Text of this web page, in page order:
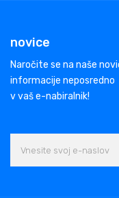
novice
Naročite se na naše
informacije neposredno
v vaš e-nabiralnik!